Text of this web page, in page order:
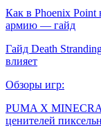
Как в Phoenix Point
армию — гайд
Гайд Death
влияет
Обзоры игр:
PUMA X
ценителей